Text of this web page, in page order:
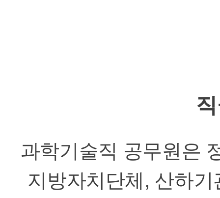
과학기술직 공무원은
지방자치단체, 산하